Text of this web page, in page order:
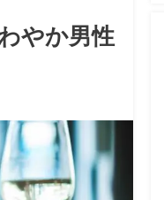
やか男性